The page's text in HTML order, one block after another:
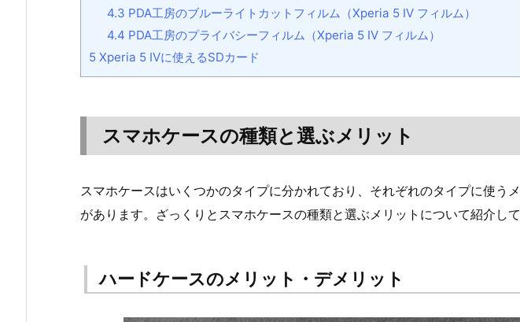
4.3 PDA工房のブルーライトカットフィルム（Xperia 5 IV フィルム）
4.4 PDA工房のプライバシーフィルム（Xperia 5 IV フィルム）
5 Xperia 5 IVに使えるSDカード
スマホケースの種類と選ぶメリット
スマホケースはいくつかのタイプに分かれており、それぞれのタイプに使う
があります。ざっくりとスマホケースの種類と選ぶメリットについて紹介して
ハードケースのメリット・デメリット